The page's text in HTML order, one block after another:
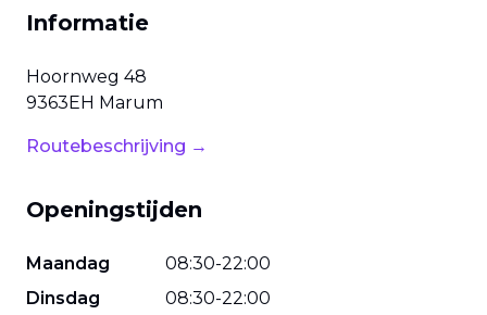
Informatie
Hoornweg 48
9363EH Marum
Routebeschrijving →
Openingstijden
Maandag 08:30-22:00
Dinsdag
08:30-22:00